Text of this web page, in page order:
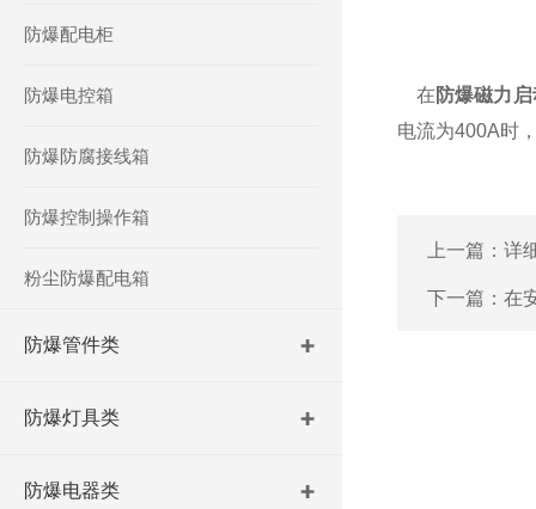
防爆配电柜
防爆电控箱
防爆防腐接线箱
防爆控制操作箱
粉尘防爆配电箱
防爆管件类
防爆灯具类
防爆电器类
在 防爆磁力
电流为400A时
上一篇： 详
下一篇： 在